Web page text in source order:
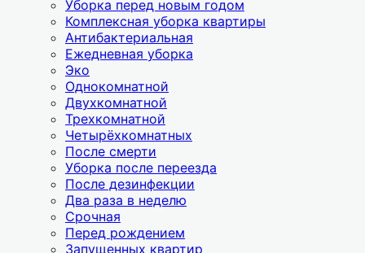
Уборка перед новым годом
Комплексная уборка квартиры
Антибактериальная
Ежедневная уборка
Эко
Однокомнатной
Двухкомнатной
Трехкомнатной
Четырёхкомнатных
После смерти
Уборка после переезда
После дезинфекции
Два раза в неделю
Срочная
Перед рождением
Запущенных квартир